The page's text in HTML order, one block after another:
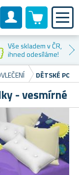
účet
0 produktů
Vše skladem v ČR,
ihned odesíláme!
DĚTSKÉ
- vesmírné